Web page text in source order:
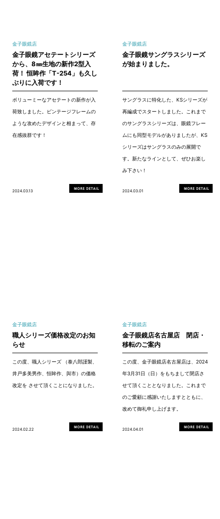
金子眼鏡店
金子眼鏡アセテートシリーズ
から、8㎜生地の新作2型入
荷！ 恒眸作「T-254」も久し
ぶりに入荷です！
ボリューミーなアセテートの新作が入
荷致しました。ビンテージフレームの
ような攻めたデザインと相まって、存
在感抜群です！
2024.03.13
金子眼鏡店
金子眼鏡サングラスシリーズ
が始まりました。
サングラスに特化した、KSシリーズが
再編成でスタートしました。これまで
のサングラスシリーズは、眼鏡フレー
ムにも同型モデルがありましたが、KS
シリーズはサングラスのみの展開で
す。新たなラインとして、ぜひお楽し
み下さい！
2024.03.01
金子眼鏡店
職人シリーズ価格改定のお知
らせ
この度、職人シリーズ （泰八郎謹製、
井戸多美男作、恒眸作、與市）の価格
改定を させて頂くことになりました。
2024.02.22
金子眼鏡店
金子眼鏡店名古屋店 閉店・
移転のご案内
この度、金子眼鏡店名古屋店は、2024
年3月31日（日）をもちまして閉店さ
せて頂くこととなりました。これまで
のご愛顧に感謝いたしますとともに、
改めて御礼申し上げます。
2024.04.01